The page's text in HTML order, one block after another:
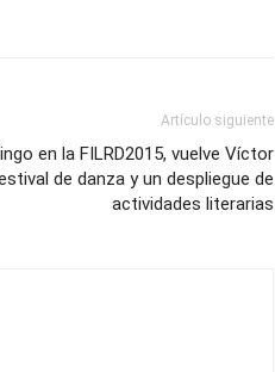
Artículo siguiente
en la FILRD2015, vuelve Víctor
de danza y un despliegue de